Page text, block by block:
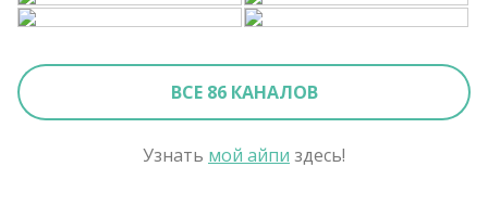
ВСЕ 86 КАНАЛОВ
Узнать мой айпи здесь!